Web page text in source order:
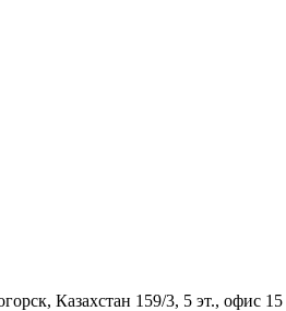
Казахстан 159/3, 5 эт., офис 15